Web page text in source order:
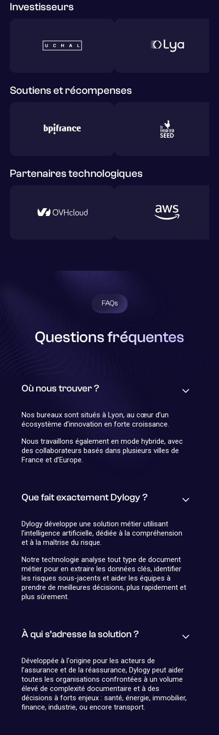
Investisseurs
Soutiens et récompenses
Partenaires technologiques
FAQs
Questions fréquentes
Où nous trouver ?
Nos bureaux sont situés à Lyon, au cœur d’un
écosystème d’innovation en forte croissance.
Nous travaillons également en mode hybride, avec
des collaborateurs basés dans plusieurs villes de
France et d’Europe.
Que fait exactement Dylogy ?
Dylogy développe une solution métier utilisant
l’intelligence artificielle, dédiée à la compréhension
et à la maîtrise du risque.
Notre technologie analyse tout type de document
métier pour en extraire les données clés, identifier
les risques sous-jacents et aider les équipes à
prendre de meilleures décisions, plus rapidement et
plus sûrement.
À qui s’adresse la solution ?
Développée à l'origine pour les acteurs de
l’assurance et de la réassurance, Dylogy peut aider
toutes les organisations confrontées à un volume
élevé de complexité documentaire et à des
décisions à forts enjeux : santé, énergie, immobilier,
finance, industrie, ou encore transport.